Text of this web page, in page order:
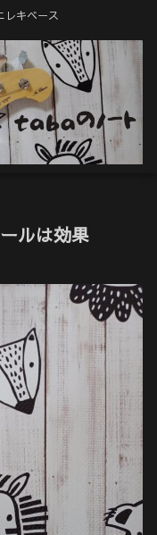
キベース
ルは効果